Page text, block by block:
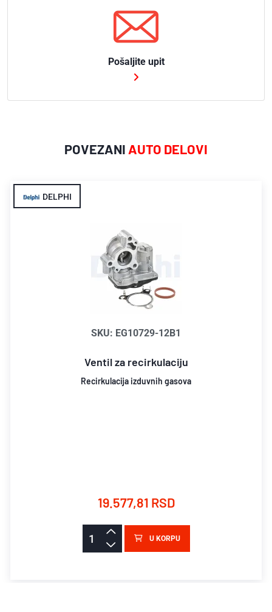
Pošaljite upit
POVEZANI AUTO DELOVI
DELPHI
SKU: EG10729-12B1
Ventil za recirkulaciju
Recirkulacija izduvnih gasova
19.577,81 RSD
U KORPU